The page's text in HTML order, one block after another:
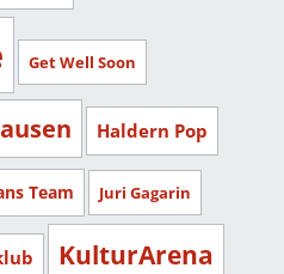
Get Well Soon
Haldern Pop
Team Juri Gagarin
KulturArena